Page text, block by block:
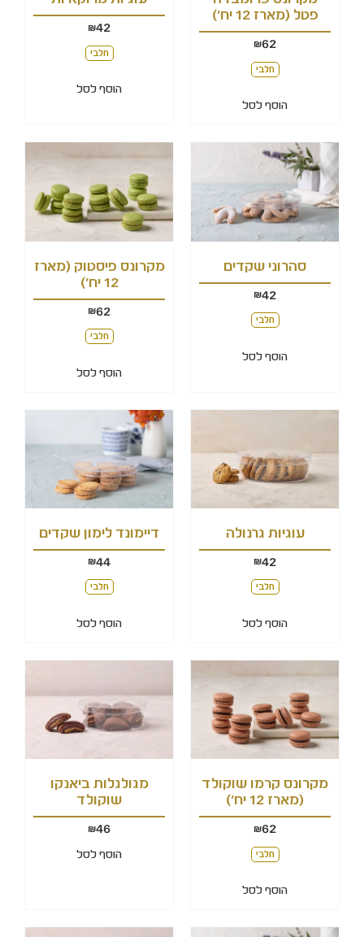
פטל (מארז 12 יח')
62
₪
חלבי
הוסף לסל
42
₪
חלבי
הוסף לסל
סהרוני שקדים
42
₪
חלבי
הוסף לסל
מקרונס פיסטוק (מארז
12 יח')
62
₪
חלבי
הוסף לסל
עוגיות גרנולה
42
₪
חלבי
הוסף לסל
דיימונד לימון שקדים
44
₪
חלבי
הוסף לסל
מקרונס קרמו שוקולד
(מארז 12 יח')
62
₪
חלבי
הוסף לסל
מגולגלות ביאנקו
שוקולד
46
₪
הוסף לסל